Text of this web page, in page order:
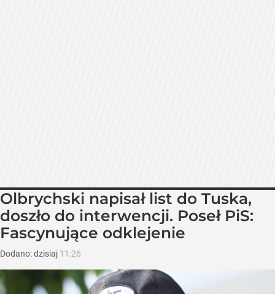
Olbrychski napisał list do Tuska,
doszło do interwencji. Poseł PiS:
Fascynujące odklejenie
Dodano:dzisiaj 11:26